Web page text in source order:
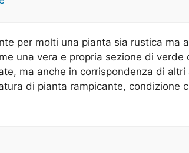
per molti una pianta sia rustica ma
una vera e propria sezione di verde
ma anche in corrispondenza di altri
di pianta rampicante, condizione